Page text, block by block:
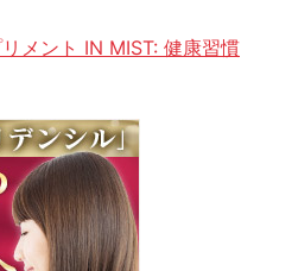
メント IN MIST: 健康習慣